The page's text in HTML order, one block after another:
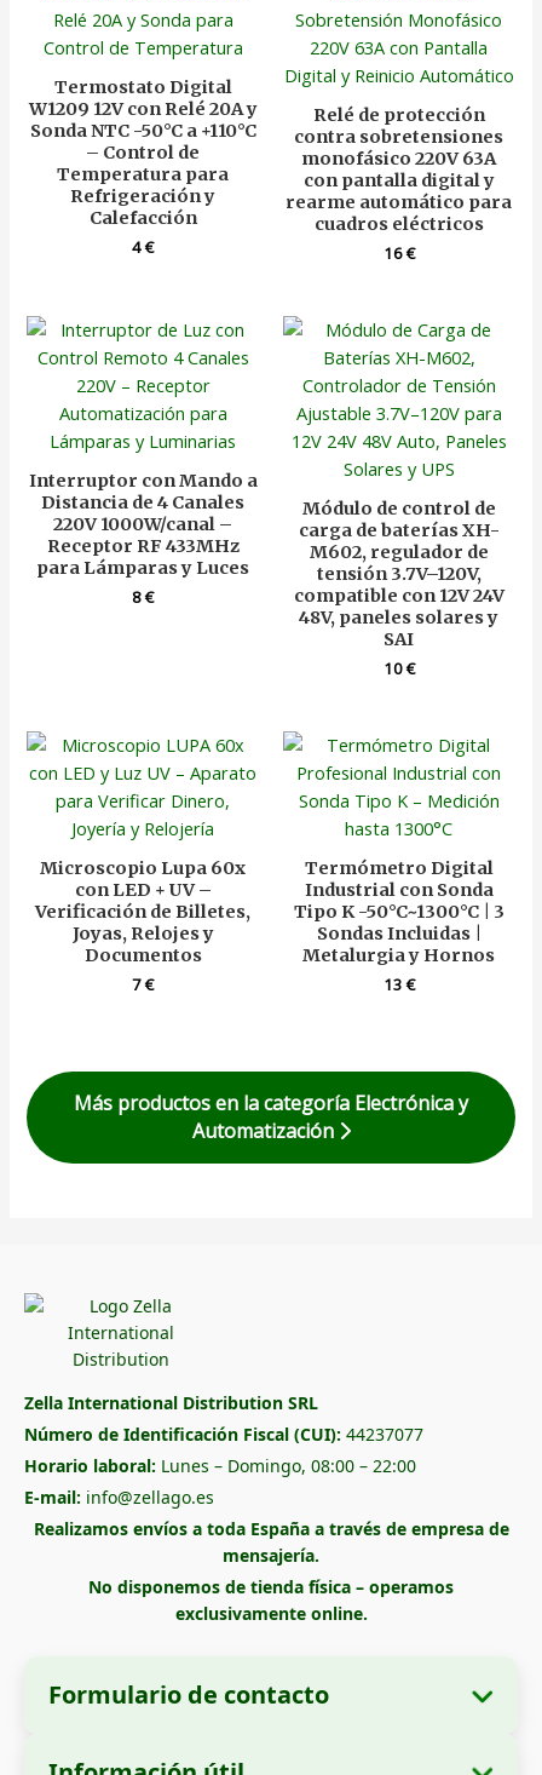
Termostato Digital
W1209 12V con Relé 20A y
Sonda NTC -50°C a +110°C
– Control de
Temperatura para
Refrigeración y
Calefacción
4€
Relé de protección
contra sobretensiones
monofásico 220V 63A
con pantalla digital y
rearme automático para
cuadros eléctricos
16€
Interruptor con Mando a
Distancia de 4 Canales
220V 1000W/canal –
Receptor RF 433MHz
para Lámparas y Luces
8€
Módulo de control de
carga de baterías XH-
M602, regulador de
tensión 3.7V–120V,
compatible con 12V 24V
48V, paneles solares y
SAI
10€
Microscopio Lupa 60x
con LED + UV –
Verificación de Billetes,
Joyas, Relojes y
Documentos
7€
Termómetro Digital
Industrial con Sonda
Tipo K -50°C~1300°C | 3
Sondas Incluidas |
Metalurgia y Hornos
13€
Más productos en la categoría Electrónica y
Automatización
Zella International Distribution SRL
Número de Identificación Fiscal (CUI): 44237077
Horario laboral: Lunes – Domingo, 08:00 – 22:00
E-mail: info@zellago.es
Realizamos envíos a toda España a través de empresa de
mensajería.
No disponemos de tienda física – operamos
exclusivamente online.
Formulario de contacto